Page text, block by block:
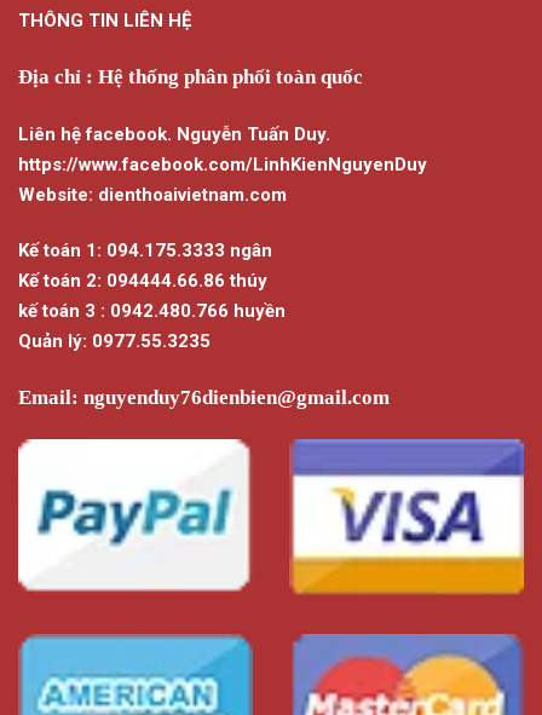
THÔNG TIN LIÊN HỆ
Địa chỉ : Hệ thống phân phối toàn quốc
Liên hệ facebook. Nguyễn Tuấn Duy.
https://www.facebook.com/LinhKienNguyenDuy
Website: dienthoaivietnam.com
Kế toán 1: 094.175.3333 ngân
Kế toán 2: 094444.66.86 thúy
kế toán 3 : 0942.480.766 huyền
Quản lý: 0977.55.3235
Email: nguyenduy76dienbien@gmail.com